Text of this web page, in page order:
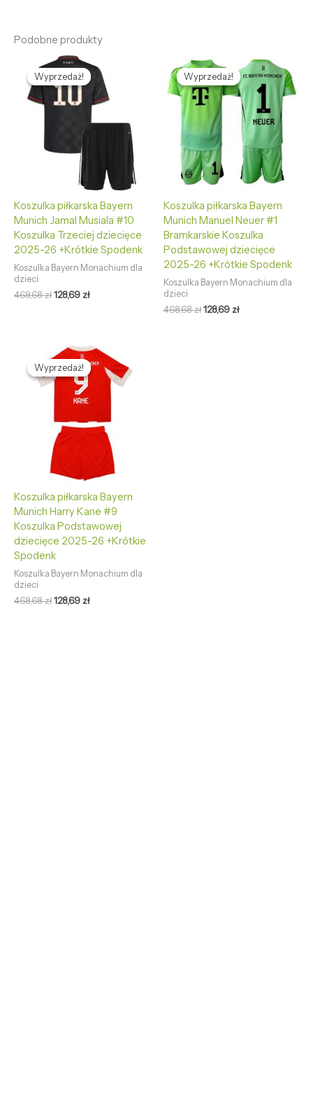
Podobne produkty
Wyprzedaż!
Wyprzedaż!
Koszulka piłkarska Bayern
Munich Jamal Musiala #10
Koszulka Trzeciej dziecięce
2025-26 +Krótkie Spodenk
Koszulka Bayern Monachium dla
dzieci
468,68zł
Pierwotna
cena
wynosiła:
128,69 zł
cena
wynosi:
128,69 zł.
Wyprzedaż!
Wyprzedaż!
Koszulka piłkarska Bayern
Munich Manuel Neuer #1
Bramkarskie Koszulka
Podstawowej dziecięce
2025-26 +Krótkie Spodenk
Koszulka Bayern Monachium dla
dzieci
468,68zł
Pierwotna
cena
wynosiła:
468,68 zł.
128,69 zł
Aktualna
cena
wynosi:
128,69 zł.
Wyprzedaż!
Wyprzedaż!
Koszulka piłkarska Bayern
Munich Harry Kane #9
Koszulka Podstawowej
dziecięce 2025-26 +Krótkie
Spodenk
Koszulka Bayern Monachium dla
dzieci
468,68zł
Pierwotna
cena
wynosiła:
468,68 zł.
128,69 zł
Aktualna
cena
wynosi:
128,69 zł.